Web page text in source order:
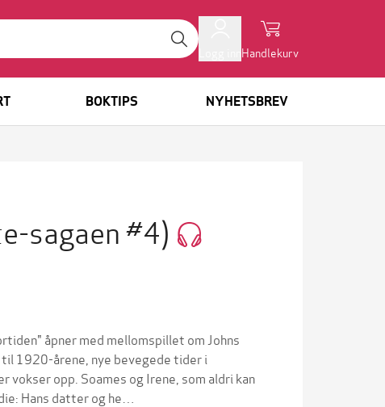
Handlekurv
BOKTIPS NYHETSBREV
sagaen #4)
åpner med mellomspillet om Johns
1920-årene, nye bevegede tider i
opp. Soames og Irene, som aldri kan
Hans datter og he…